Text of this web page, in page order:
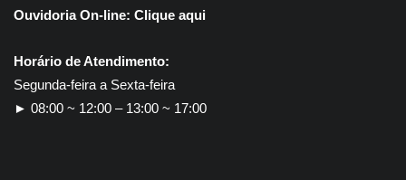
Ouvidoria On-line: Clique aqui
Horário de Atendimento:
Segunda-feira a Sexta-feira
► 08:00 ~ 12:00 – 13:00 ~ 17:00